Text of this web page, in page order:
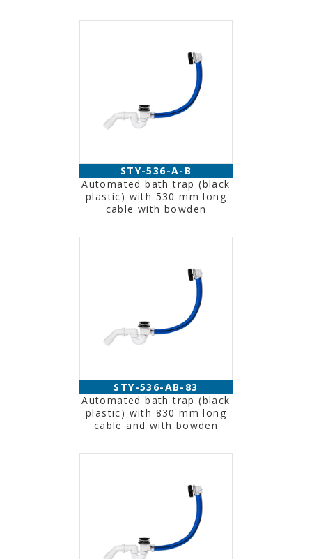
STY-536-A-B
Automated bath trap (black
plastic) with 530 mm long
cable with bowden
STY-536-AB-83
Automated bath trap (black
plastic) with 830 mm long
cable and with bowden